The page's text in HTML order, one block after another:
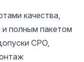
качества,
полным пакетом
СРО,